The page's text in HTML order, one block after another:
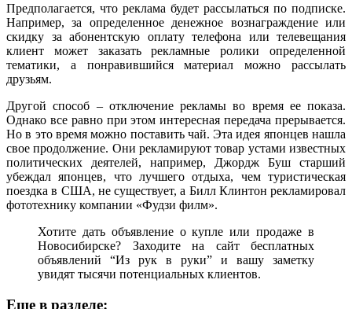
Предполагается, что реклама будет рассылаться по подписке.
Например, за определенное денежное вознаграждение или
скидку за абонентскую оплату телефона или телевещания
клиент может заказать рекламные ролики определенной
тематики, а понравившийся материал можно рассылать
друзьям.
Другой способ – отключение рекламы во время ее показа.
Однако все равно при этом интересная передача прерывается.
Но в это время можно поставить чай. Эта идея японцев нашла
свое продолжение. Они рекламируют товар устами известных
политических деятелей, например, Джордж Буш старший
убеждал японцев, что лучшего отдыха, чем туристическая
поездка в США, не существует, а Билл Клинтон рекламировал
фототехнику компании «Фудзи филм».
Хотите дать объявление о купле или продаже в
Новосибирске? Заходите на сайт бесплатных
объявлений “Из рук в руки” и вашу заметку
увидят тысячи потенциальных клиентов.
Еще в разделе: